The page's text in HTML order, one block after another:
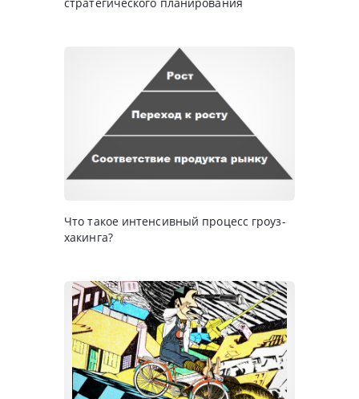
Что такое интенсивный процесс гроуз-
хакинга?